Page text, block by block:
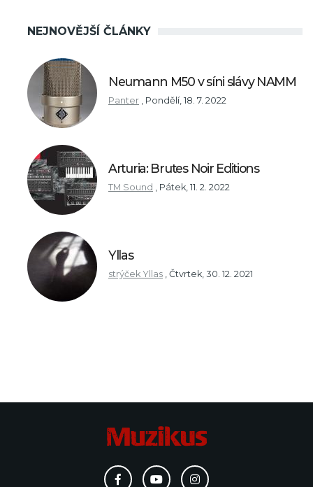
NEJNOVĚJŠÍ ČLÁNKY
Neumann M50 v síni slávy NAMM
Panter , Pondělí, 18. 7. 2022
Arturia: Brutes Noir Editions
TM Sound , Pátek, 11. 2. 2022
Yllas
strýček Yllas , Čtvrtek, 30. 12. 2021